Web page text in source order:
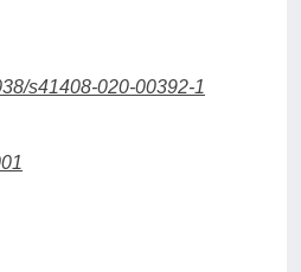
s41408-020-00392-1